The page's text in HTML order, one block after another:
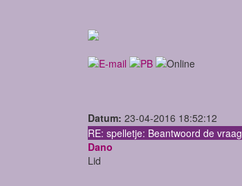
Datum: 23-04-2016 18:52:12
RE: spelletje: Beantwoord de vraag
Dano
Lid